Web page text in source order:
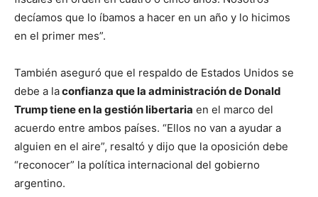
decíamos que lo íbamos a hacer en un año y lo hicimos
en el primer mes”.
También aseguró que el respaldo de Estados Unidos se
debe a laconfianza que la administración de Donald
Trump tiene en la gestión libertaria en el marco del
acuerdo entre ambos países. “Ellos no van a ayudar a
alguien en el aire”, resaltó y dijo que la oposición debe
“reconocer” la política internacional del gobierno
argentino.